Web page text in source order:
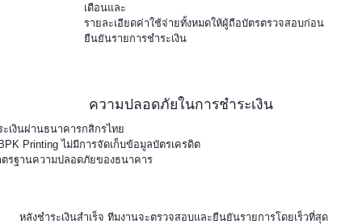
เดือนและ
รายละเอียดค่าใช้จ่ายทั้งหมดให้ผู้ถือบัตรตรวจสอบก่อน
ยืนยันรายการชำระเงิน
ความปลอดภัยในการชำระเงิน
เงินผ่านธนาคารกสิกรไทย
Printing ไม่มีการจัดเก็บข้อมูลบัตรเครดิต
ตรฐานความปลอดภัยของธนาคาร
หลังชำระเงินสำเร็จ ทีมงานจะตรวจสอบและยืนยันรายการโดยเร็วที่สุด